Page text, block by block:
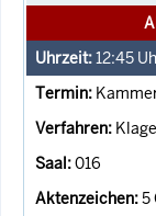
12:45
016
5